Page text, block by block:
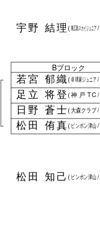
宇野 結理 (東広島スカイジュニア/
Bブロック
若宮 郁織(卓球家ジュニア/
足立 将登 (神戸TC/
日野 蒼士(大森クラブ/
松田 侑真(ピンポン津山/
松田 知己 (ピンポン津山/